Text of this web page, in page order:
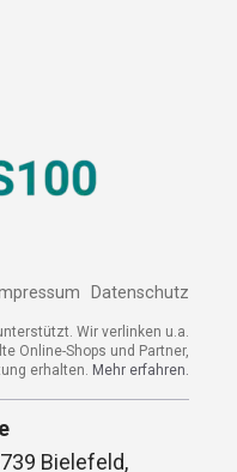
Datenschutz
Wir verlinken u.a.
Online-Shops und Partner,
erhalten. Mehr erfahren.
Bielefeld,